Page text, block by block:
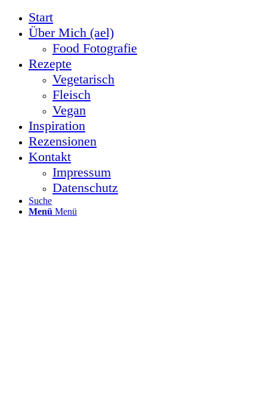
Start
Über Mich (ael)
Food Fotografie
Rezepte
Vegetarisch
Fleisch
Vegan
Inspiration
Rezensionen
Kontakt
Impressum
Datenschutz
Suche
Menü Menü